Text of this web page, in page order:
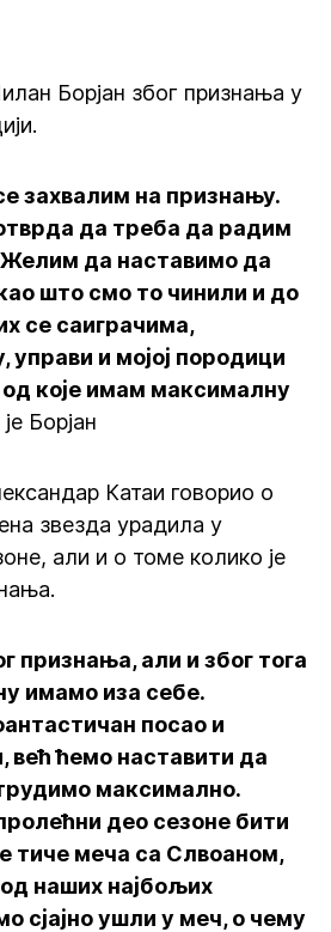
Борјан због признања у
захвалим на признању.
да треба да радим
Желим да наставимо да
што смо то чинили и до
се саиграчима,
и мојој породици
од које имам максималну
Борјан
Катаи говорио о
звезда урадила у
али и о томе колико је
признања, али и због тога
имамо иза себе.
посао и
већ ћемо наставити да
максимално.
део сезоне бити
тиче меча са Слвоаном,
од наших најбољих
сјајно ушли у меч, о чему